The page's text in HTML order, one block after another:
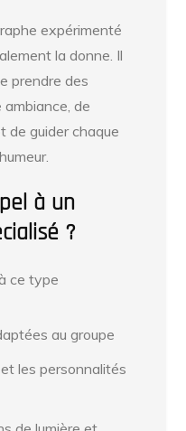
expérimenté
la donne. Il
prendre des
de
de guider chaque
à un
?
ce type
au groupe
les personnalités